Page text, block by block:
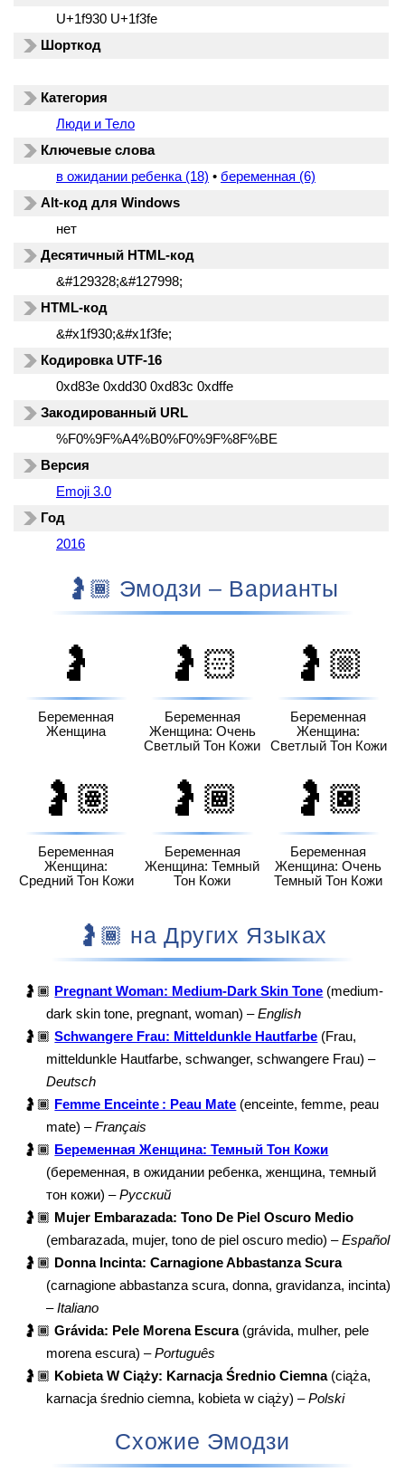
U+1f930 U+1f3fe
Шорткод
Категория
Люди и Тело
Ключевые слова
в ожидании ребенка (18) • беременная (6)
Alt-код для Windows
нет
Десятичный HTML-код
&#129328;&#127998;
HTML-код
&#x1f930;&#x1f3fe;
Кодировка UTF-16
0xd83e 0xdd30 0xd83c 0xdffe
Закодированный URL
%F0%9F%A4%B0%F0%9F%8F%BE
Версия
Emoji 3.0
Год
2016
🤰🏾 Эмодзи – Варианты
🤰
Беременная
Женщина
🤰🏻
Беременная
Женщина: Очень
Светлый Тон Кожи
🤰🏼
Беременная
Женщина:
Светлый Тон Кожи
🤰🏽
Беременная
Женщина:
Средний Тон Кожи
🤰🏾
Беременная
Женщина: Темный
Тон Кожи
🤰🏿
Беременная
Женщина: Очень
Темный Тон Кожи
🤰🏾 на Других Языках
🤰🏾 Pregnant Woman: Medium-Dark Skin Tone (medium-
dark skin tone, pregnant, woman) –English
🤰🏾 Schwangere Frau: Mitteldunkle Hautfarbe (Frau,
mitteldunkle Hautfarbe, schwanger, schwangere Frau) –
Deutsch
🤰🏾 Femme Enceinte : Peau Mate (enceinte, femme, peau
mate) –Français
🤰🏾 Беременная Женщина: Темный Тон Кожи
(беременная, в ожидании ребенка, женщина, темный
тон кожи) –Русский
🤰🏾 Mujer Embarazada: Tono De Piel Oscuro Medio
(embarazada, mujer, tono de piel oscuro medio) –Español
🤰🏾 Donna Incinta: Carnagione Abbastanza Scura
(carnagione abbastanza scura, donna, gravidanza, incinta)
–Italiano
🤰🏾 Grávida: Pele Morena Escura(grávida, mulher, pele
morena escura) –Português
🤰🏾 Kobieta W Ciąży: Karnacja Średnio Ciemna(ciąża,
karnacja średnio ciemna, kobieta w ciąży) –Polski
Схожие Эмодзи